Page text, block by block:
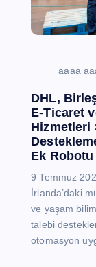
aaaa
DHL,
E-Ticaret
Hizmetleri
Ek Robotu
9 Temmuz
İrlanda’daki
ve yaşam
talebi
otomasyon